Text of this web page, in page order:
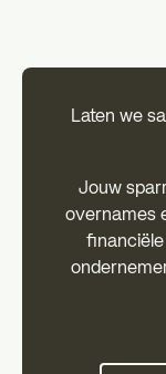
Laten we
Jouw
overnames